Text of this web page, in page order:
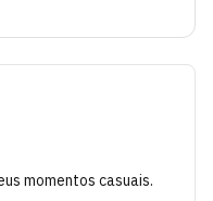
momentos casuais.